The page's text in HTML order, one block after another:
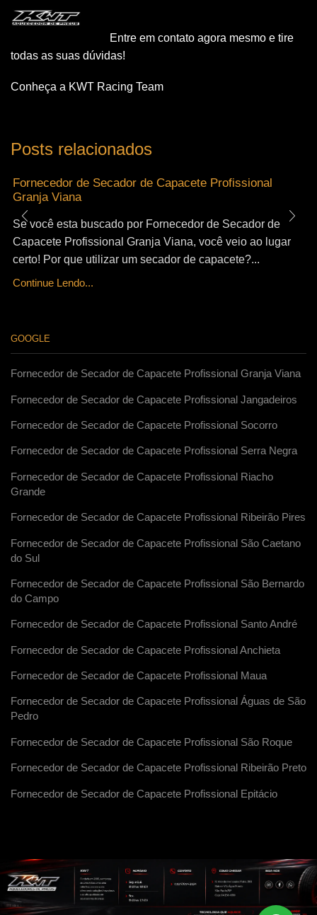
Entre em contato agora mesmo e tire
todas as suas dúvidas!
Conheça a KWT Racing Team
Posts relacionados
Fornecedor de Secador de Capacete Profissional
Granja Viana
Se você esta buscado por Fornecedor de Secador de
Capacete Profissional Granja Viana, você veio ao lugar
certo! Por que utilizar um secador de capacete?...
Continue Lendo...
GOOGLE
Fornecedor de Secador de Capacete Profissional Granja Viana
Fornecedor de Secador de Capacete Profissional Jangadeiros
Fornecedor de Secador de Capacete Profissional Socorro
Fornecedor de Secador de Capacete Profissional Serra Negra
Fornecedor de Secador de Capacete Profissional Riacho
Grande
Fornecedor de Secador de Capacete Profissional Ribeirão Pires
Fornecedor de Secador de Capacete Profissional São Caetano
do Sul
Fornecedor de Secador de Capacete Profissional São Bernardo
do Campo
Fornecedor de Secador de Capacete Profissional Santo André
Fornecedor de Secador de Capacete Profissional Anchieta
Fornecedor de Secador de Capacete Profissional Maua
Fornecedor de Secador de Capacete Profissional Águas de São
Pedro
Fornecedor de Secador de Capacete Profissional São Roque
Fornecedor de Secador de Capacete Profissional Ribeirão Preto
Fornecedor de Secador de Capacete Profissional Epitácio